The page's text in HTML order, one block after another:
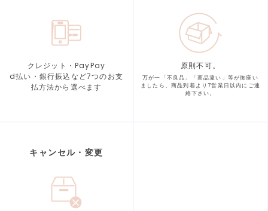
クレジット・PayPay
d払い・銀行振込など7つのお支
払方法から選べます
原則不可。
万が一「不良品」「商品違い」等が御座い
ましたら、商品到着より7営業日以内にご連
絡下さい。
キャンセル・変更